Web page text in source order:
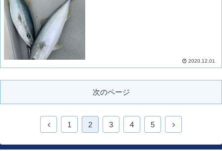
2020.12.01
次のページ
1 2 3 4 5